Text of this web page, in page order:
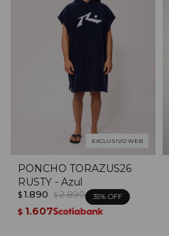
EXCLUSIVO WEB
PONCHO TORAZUS26
RUSTY - Azul
$ 1.890 $ 2.890 35
$ 1.607